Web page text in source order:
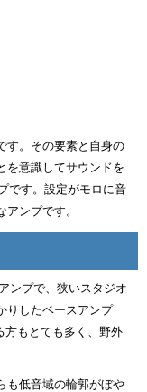
す。その要素と自身の
を意識してサウンドを
です。設定がモロに音
ンプです。
ンプで、狭いスタジオ
りしたベースアンプ
方もとても多く、野外
も低音域の輪郭がぼや